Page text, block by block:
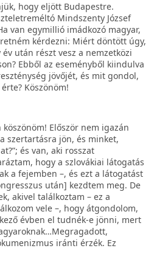
hogy eljött Budapestre.
Mindszenty József
van egymillió imádkozó magyar,
kérdezni: Miért döntött úgy,
után részt vesz a nemzetközi
Ebből az eseményből kiindulva
jövőjét, és mit gondol,
Köszönöm!
Először nem igazán
szertartásra jön, és minket,
és van, aki rosszat
hogy a szlovákiai látogatás
a fejemben –, és ezt a látogatást
után] kezdtem meg. De
akivel találkoztam – ez a
vele –, hogy átgondolom,
évben el tudnék-e jönni, mert
iránti érzék. Ez